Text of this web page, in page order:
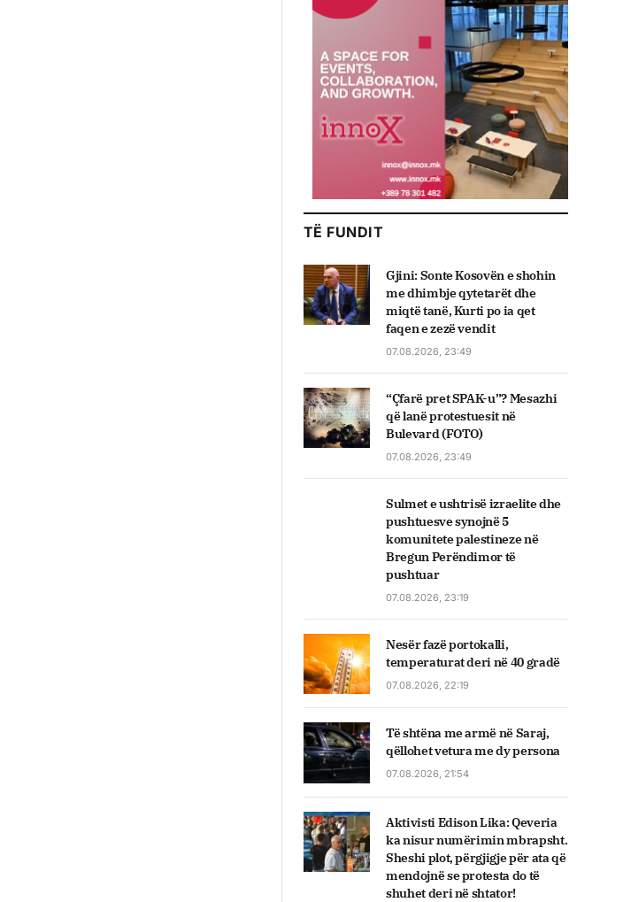
TË FUNDIT
Gjini: Sonte Kosovën e shohin
me dhimbje qytetarët dhe
miqtë tanë, Kurti po ia qet
faqen e zezë vendit
07.08.2026, 23:49
“Çfarë pret SPAK-u”? Mesazhi
që lanë protestuesit në
Bulevard (FOTO)
07.08.2026, 23:49
Sulmet e ushtrisë izraelite dhe
pushtuesve synojnë 5
komunitete palestineze në
Bregun Perëndimor të
pushtuar
07.08.2026, 23:19
Nesër fazë portokalli,
temperaturat deri në 40 gradë
07.08.2026, 22:19
Të shtëna me armë në Saraj,
qëllohet vetura me dy persona
07.08.2026, 21:54
Aktivisti Edison Lika: Qeveria
ka nisur numërimin mbrapsht.
Sheshi plot, përgjigje për ata që
mendojnë se protesta do të
shuhet deri në shtator!